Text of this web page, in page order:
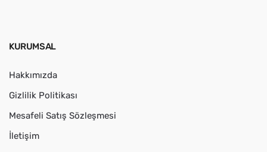
KURUMSAL
Hakkımızda
Gizlilik Politikası
Mesafeli Satış Sözleşmesi
İletişim